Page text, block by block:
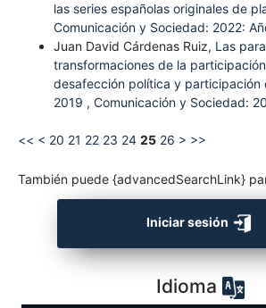
las series españolas originales de
Comunicación y Sociedad: 2022:
Juan David Cárdenas Ruiz, Las
transformaciones de la
desafección política y participación
2019 , Comunicación y Sociedad:
<< < 20 21 22 23 24 25 26 > >>
También puede {advancedSearchLink}
Iniciar sesión
Idioma